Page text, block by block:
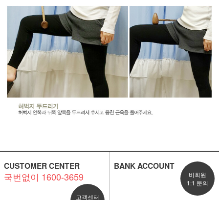
CUSTOMER CENTER
국번없이 1600-3659
고객센터
BANK ACCOUNT
비회원
1:1 문의